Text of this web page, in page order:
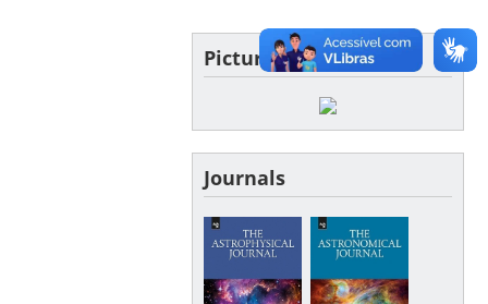
Picture of the day
Journals